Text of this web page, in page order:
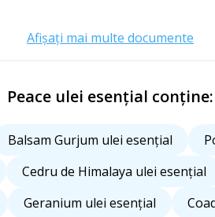
Afișați mai multe documente
Peace ulei esențial conține:
Balsam Gurjum ulei esențial
Cedru de Himalaya ulei esențial
Geranium ulei esențial